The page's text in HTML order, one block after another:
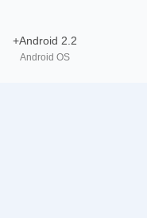
Android 2.2+
Android OS